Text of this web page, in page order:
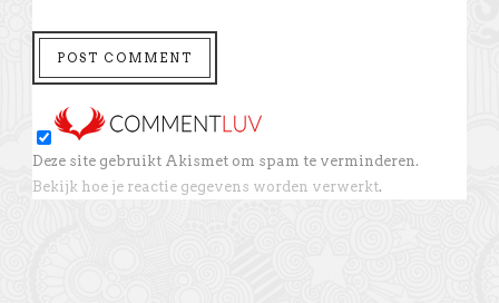
Deze site gebruikt Akismet om spam te verminderen.
Bekijk hoe je reactie gegevens worden verwerkt.